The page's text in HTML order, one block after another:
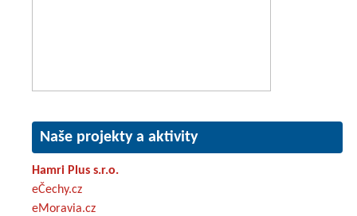
Naše projekty a aktivity
Hamri Plus s.r.o.
eČechy.cz
eMoravia.cz